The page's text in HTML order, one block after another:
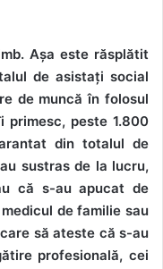
Așa este răsplătit
de asistați social
de muncă în folosul
peste 1.800
din totalul de
sustras de la lucru,
că s-au apucat de
de familie sau
să ateste că s-au
profesională, cei